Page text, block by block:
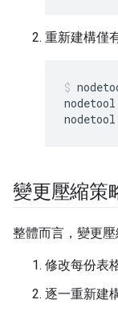
重新建構僅
變更壓縮策
整體而言，變更壓
修改每份表
逐一重新建